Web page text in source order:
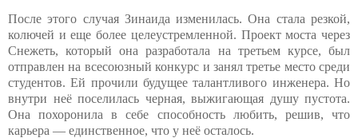
После этого случая Зинаида изменилась. Она стала резкой,
колючей и еще более целеустремленной. Проект моста через
Снежеть, который она разработала на третьем курсе, был
отправлен на всесоюзный конкурс и занял третье место среди
студентов. Ей прочили будущее талантливого инженера. Но
внутри неё поселилась черная, выжигающая душу пустота.
Она похоронила в себе способность любить, решив, что
карьера — единственное, что у неё осталось.